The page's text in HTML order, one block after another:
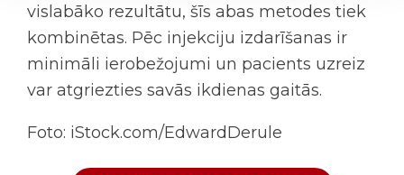
vislabāko rezultātu, šīs abas metodes tiek
kombinētas. Pēc injekciju izdarīšanas ir
minimāli ierobežojumi un pacients uzreiz
var atgriezties savās ikdienas gaitās.
Foto: iStock.com/EdwardDerule